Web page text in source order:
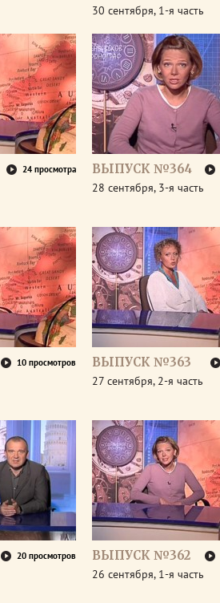
30 сентября, 1-я часть
24 просмотра ВЫПУСК №364
28 сентября, 3-я часть
10 просмотров ВЫПУСК №363
27 сентября, 2-я часть
20 просмотров ВЫПУСК №362
26 сентября, 1-я часть